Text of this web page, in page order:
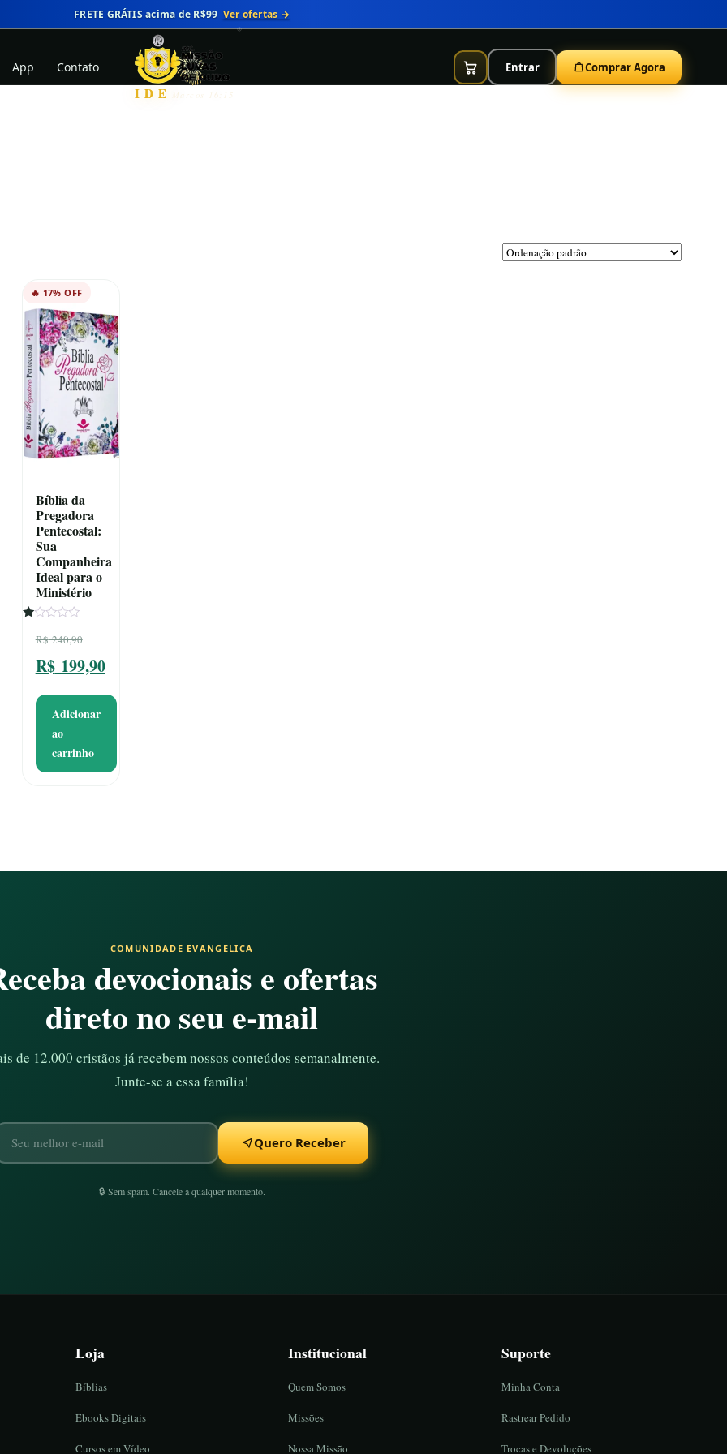
FRETE GRÁTIS acima de R$99 Ver ofertas →
IDE Marcos 16:15
App Contato Entrar Comprar Agora
🔥 17% OFF
Bíblia da
Pregadora
Pentecostal:
Sua
Companheira
Ideal para o
Ministério
1.00R$240,90O
preço
original
era:
R$ 240,90.
R$199,90O
preço
R$ 199,90.
Adicionar
ao
carrinho
COMUNIDADE EVANGELICA
devocionais e ofertas
direto no seu e-mail
de 12.000 cristãos já recebem nossos conteúdos semanalmente.
Junte-se a essa família!
Quero Receber
🔒 Sem spam. Cancele a qualquer momento.
Loja
Bíblias
Ebooks Digitais
Cursos em Vídeo
Institucional
Quem Somos
Missões
Nossa Missão
Suporte
Minha Conta
Rastrear Pedido
Trocas e Devoluções